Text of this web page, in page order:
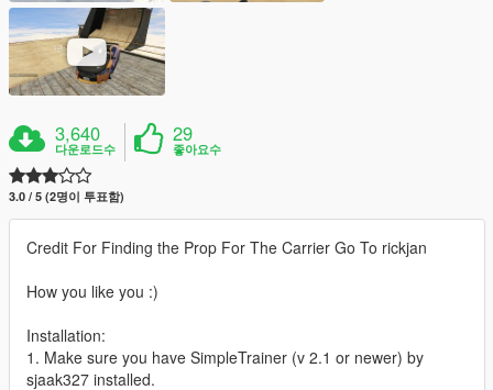
3,640
다운로드수
29
좋아요수
3.0 / 5 (2명이 투표함)
Credit For Finding the Prop For The Carrier Go To rickjan
How you like you :)
Installation:
1. Make sure you have SimpleTrainer (v 2.1 or newer) by
sjaak327 installed.